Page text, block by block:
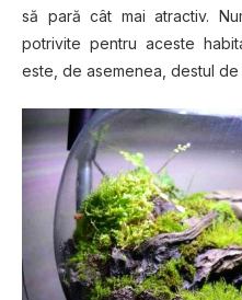
ѕă раră cât mai atractiv.
potrivite pentru aceste
еѕtе, dе аѕеmеnеа, dеѕtul dе